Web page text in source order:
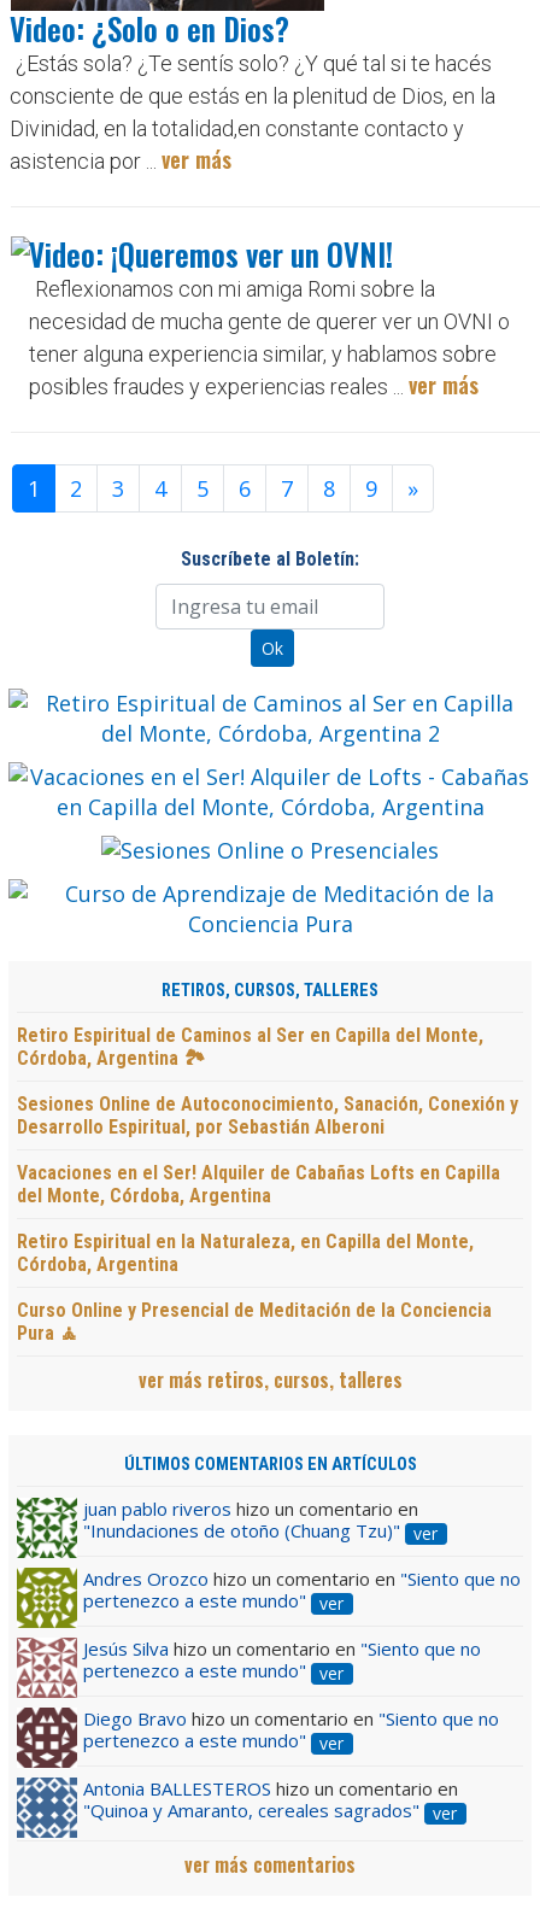
Video: ¿Solo o en Dios?
¿Estás sola? ¿Te sentís solo? ¿Y qué tal si te hacés
consciente de que estás en la plenitud de Dios, en la
Divinidad, en la totalidad,en constante contacto y
asistencia por ... ver más
Video: ¡Queremos ver un OVNI!
Reflexionamos con mi amiga Romi sobre la
necesidad de mucha gente de querer ver un OVNI o
tener alguna experiencia similar, y hablamos sobre
posibles fraudes y experiencias reales ... ver más
1 2 3 4 5 6 7 8 9 »
Suscríbete al Boletín:
RETIROS, CURSOS, TALLERES
Retiro Espiritual de Caminos al Ser en Capilla del Monte,
Córdoba, Argentina 🏞️
Sesiones Online de Autoconocimiento, Sanación, Conexión y
Desarrollo Espiritual, por Sebastián Alberoni
Vacaciones en el Ser! Alquiler de Cabañas Lofts en Capilla
del Monte, Córdoba, Argentina
Retiro Espiritual en la Naturaleza, en Capilla del Monte,
Córdoba, Argentina
Curso Online y Presencial de Meditación de la Conciencia
Pura 🧘
ver más retiros, cursos, talleres
ÚLTIMOS COMENTARIOS EN ARTÍCULOS
juan pablo riveros hizo un comentario en
"Inundaciones de otoño (Chuang Tzu)"
ver
Andres Orozco hizo un comentario en "Siento que no
pertenezco a este mundo"
ver
Jesús Silva hizo un comentario en "Siento que no
pertenezco a este mundo"
ver
Diego Bravo hizo un comentario en "Siento que no
pertenezco a este mundo"
ver
Antonia BALLESTEROS hizo un comentario en
"Quinoa y Amaranto, cereales sagrados"
ver
ver más comentarios